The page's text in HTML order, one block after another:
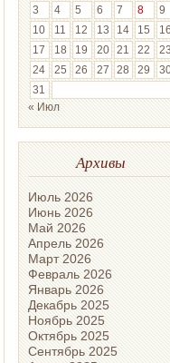
3
4 5 6 7 8
9
10
11 12 13 14 15
16
17
18 19 20 21 22
23
24
25 26 27 28 29
31
« Июл
Архивы
Июль 2026
Июнь 2026
Май 2026
Апрель 2026
Март 2026
Февраль 2026
Январь 2026
Декабрь 2025
Ноябрь 2025
Октябрь 2025
Сентябрь 2025